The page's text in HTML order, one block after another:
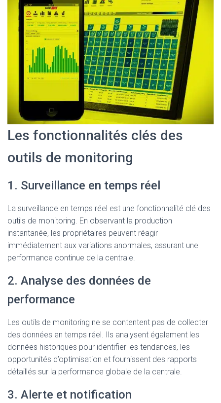
Les fonctionnalités clés des
outils de monitoring
1. Surveillance en temps réel
La surveillance en temps réel est une fonctionnalité clé des
outils de monitoring. En observant la production
instantanée, les propriétaires peuvent réagir
immédiatement aux variations anormales, assurant une
performance continue de la centrale.
2. Analyse des données de
performance
Les outils de monitoring ne se contentent pas de collecter
des données en temps réel. Ils analysent également les
données historiques pour identifier les tendances, les
opportunités d’optimisation et fournissent des rapports
détaillés sur la performance globale de la centrale.
3. Alerte et notification